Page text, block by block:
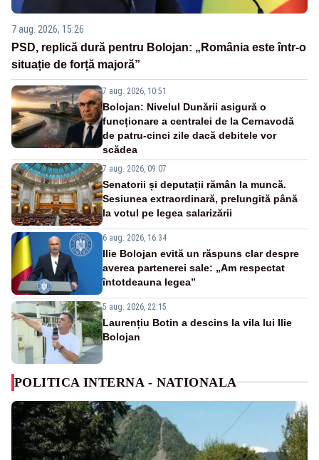
7 aug. 2026, 15:26
PSD, replică dură pentru Bolojan: „România este într-o
situație de forță majoră”
7 aug. 2026, 10:51
Bolojan: Nivelul Dunării asigură o
funcționare a centralei de la Cernavodă
de patru-cinci zile dacă debitele vor
scădea
7 aug. 2026, 09:07
Senatorii și deputații rămân la muncă.
Sesiunea extraordinară, prelungită până
la votul pe legea salarizării
6 aug. 2026, 16:34
Ilie Bolojan evită un răspuns clar despre
averea partenerei sale: „Am respectat
întotdeauna legea”
5 aug. 2026, 22:15
Laurențiu Botin a descins la vila lui Ilie
Bolojan
POLITICA INTERNA - NATIONALA